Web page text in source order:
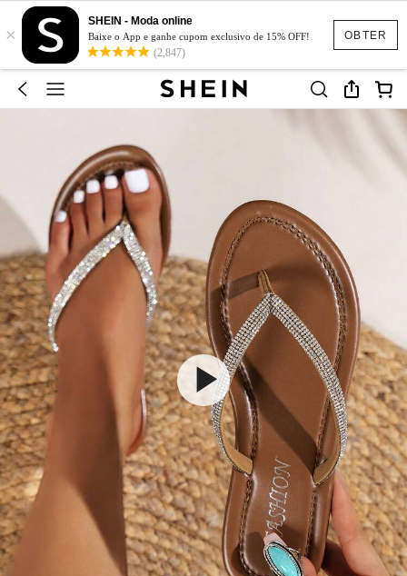
OBTER
×
SHEIN - Moda online
Baixe o App e ganhe cupom exclusivo de 15% OFF!
(2,847)